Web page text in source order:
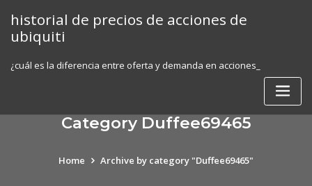
content
historial de precios de acciones de
ubiquiti
¿cuál es la diferencia entre oferta y demanda en acciones_
Category Duffee69465
Home Archive by category "Duffee69465"